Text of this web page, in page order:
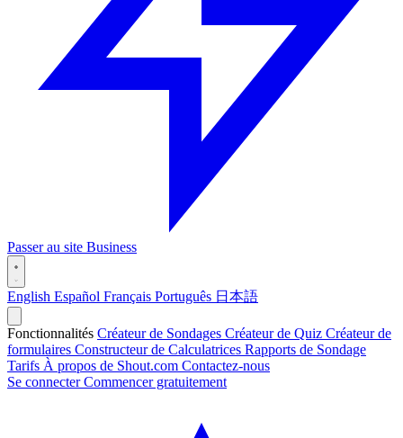
Passer au site Business
English Español Français Português 日本語
Fonctionnalités Créateur de Sondages Créateur de Quiz Créateur de
formulaires Constructeur de Calculatrices Rapports de Sondage
Tarifs À propos de Shout.com Contactez-nous
Se connecterCommencer gratuitement